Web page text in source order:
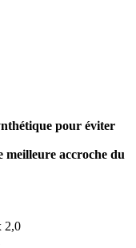
pour éviter
meilleure accroche du
2,0